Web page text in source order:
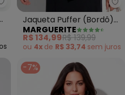
Marguerite - Casaco
Jaqueta Puffer (Bordô)
Plus Size com Zíper
MARGUERITE
R$ 134,99R$ 139,99
ou 4x de R$ 33,74 sem juros
-7%